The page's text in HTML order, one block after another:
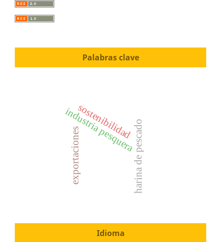
Palabras clave
harina de pescado
industria pesquera
exportaciones
sostenibilidad
Idioma